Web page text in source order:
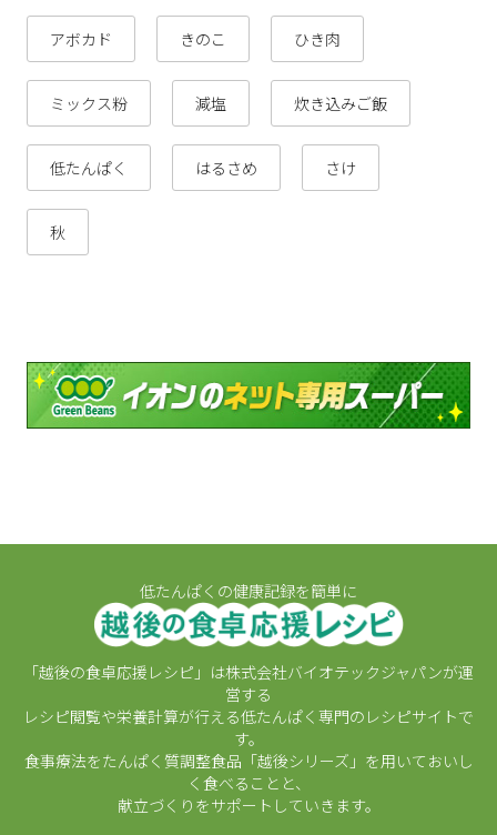
アボカド きのこ ひき肉
ミックス粉 減塩 炊き込みご飯
低たんぱく はるさめ さけ
秋
低たんぱくの健康記録を簡単に
「越後の食卓応援レシピ」は株式会社バイオテックジャパンが運
営する
レシピ閲覧や栄養計算が行える低たんぱく専門のレシピサイトで
す。
食事療法をたんぱく質調整食品「越後シリーズ」を用いておいし
く食べることと、
献立づくりをサポートしていきます。